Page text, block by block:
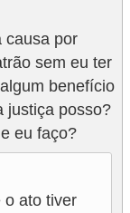
causa por
sem eu ter
benefício
justiça posso?
eu faço?
o ato tiver